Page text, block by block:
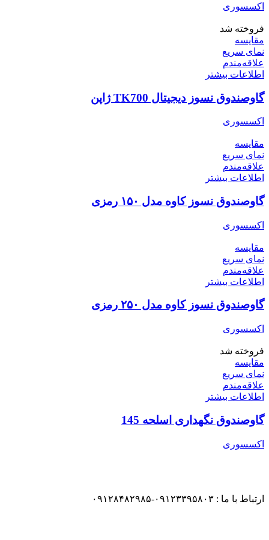
اکسسوری
فروخته شد
مقایسه
نمای سریع
علاقه‌مندم
اطلاعات بیشتر
گاوصندوق نسوز دیجیتال TK700 ژاپن
اکسسوری
مقایسه
نمای سریع
علاقه‌مندم
اطلاعات بیشتر
گاوصندوق نسوز کاوه مدل ۱۵۰ رمزی
اکسسوری
مقایسه
نمای سریع
علاقه‌مندم
اطلاعات بیشتر
گاوصندوق نسوز کاوه مدل ۲۵۰ رمزی
اکسسوری
فروخته شد
مقایسه
نمای سریع
علاقه‌مندم
اطلاعات بیشتر
گاوصندوق نگهداری اسلحه 145
اکسسوری
ارتباط با ما : ۰۹۱۲۳۳۹۵۸۰۳-۰۹۱۲۸۴۸۲۹۸۵